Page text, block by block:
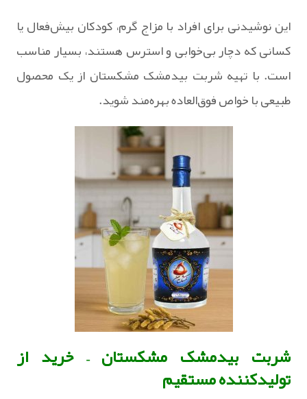
این نوشیدنی برای افراد با مزاج گرم، کودکان بیش‌فعال یا
کسانی که دچار بی‌خوابی و استرس هستند، بسیار مناسب
است. با تهیه شربت بیدمشک مشکستان از یک محصول
طبیعی با خواص فوق‌العاده بهره‌مند شوید.
شربت بیدمشک مشکستان – خرید از
تولیدکننده مستقیم